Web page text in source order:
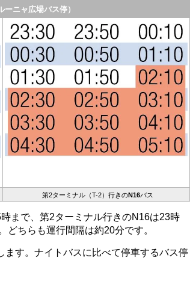
ニャ広場バス停）
第2ターミナル（T-2） 行きのN16バス
まで、第2ターミナル行きのN16は23時
ちらも運行間隔は約20分です。
す。ナイトバスに比べて停車するバス停